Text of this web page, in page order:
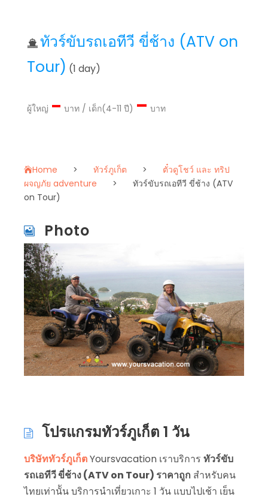
ทัวร์ขับรถเอทีวี ขี่ช้าง (ATV on
Tour) (1 day)
ผู้ใหญ่ – บาท / เด็ก(4-11 ปี) – บาท
Home > ทัวร์ภูเก็ต >
ตั๋วดูโชว์ และ ทริป
ผจญภัย adventure
>
ทัวร์ขับรถเอทีวี ขี่ช้าง (ATV
on Tour)
Photo
โปรแกรมทัวร์ภูเก็ต 1 วัน
บริษัททัวร์ภูเก็ตYoursvacation เราบริการ ทัวร์ขับ
รถเอทีวี ขี่ช้าง (ATV on Tour) ราคาถูก สำหรับคน
ไทยเท่านััน บริการนำเที่ยวเกาะ 1 วัน แบบไปเช้า เย็น